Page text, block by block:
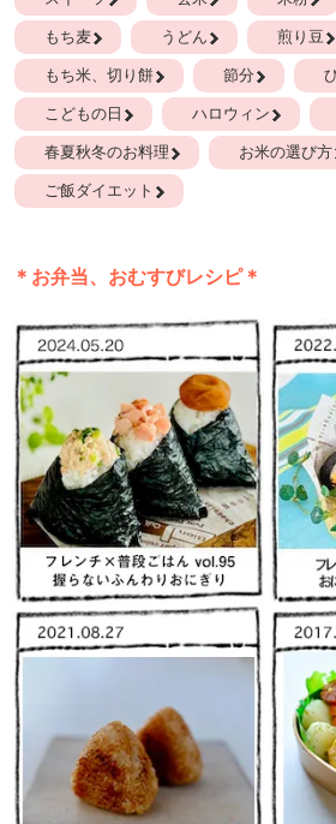
もち麦 うどん 煎り豆
もち米、切り餅 節分
こどもの日 ハロウィン
春夏秋冬のお料理 お米の選び方
ご飯ダイエット
＊お弁当、おむすびレシピ＊